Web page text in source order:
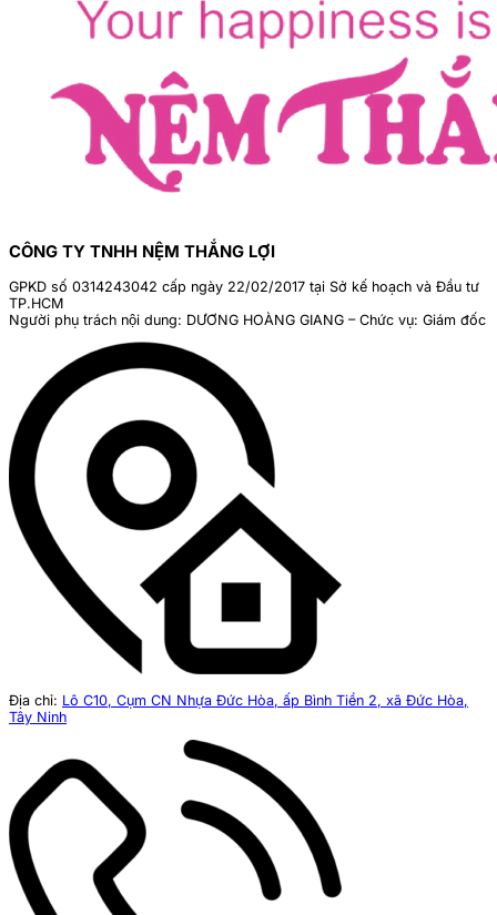
CÔNG TY TNHH NỆM THẮNG LỢI
GPKD số 0314243042 cấp ngày 22/02/2017 tại Sở kế hoạch và Đầu tư
TP.HCM
Người phụ trách nội dung: DƯƠNG HOÀNG GIANG – Chức vụ: Giám đốc
Địa chỉ: Lô C10, Cụm CN Nhựa Đức Hòa, ấp Bình Tiền 2, xã Đức Hòa,
Tây Ninh